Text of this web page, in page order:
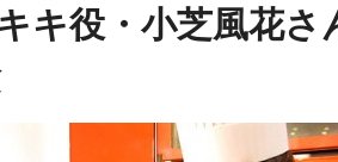
キ役・小芝風花さ